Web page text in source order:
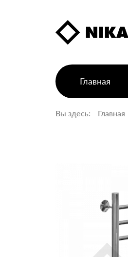
Главная
Вы здесь: Главная